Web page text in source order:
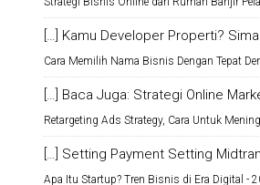
[…] Kamu Developer Properti?
Cara Memilih Nama Bisnis Dengan Tepat
[…] Baca Juga: Strategi Online
Retargeting Ads Strategy, Cara Untuk
[…] Setting Payment Setting
Apa Itu Startup? Tren Bisnis di Era Digital -